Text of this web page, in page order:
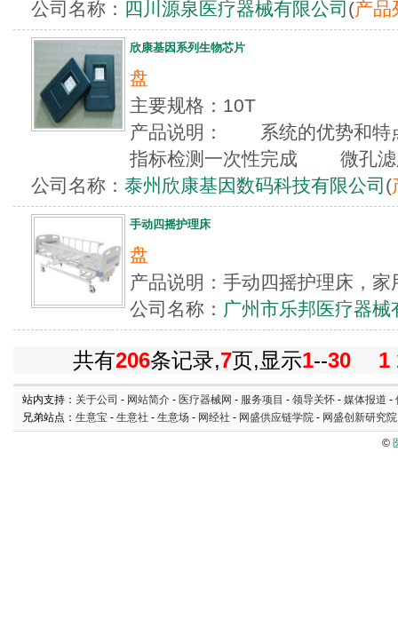
公司名称： 四川源泉医疗器械有限公司 (产品
欣康基因系列生物芯片
盘
主要规格：10T
产品说明： 系统的优势和
指标检测一次性完成 微孔滤
公司名称： 泰州欣康基因数码科技有限公司 (
手动四摇护理床
盘
产品说明：手动四摇护理床，
公司名称： 广州市乐邦医疗器械
共有206条记录,7页,显示1--30 1
站内支持： 关于公司 - 网站简介 - 医疗器械网 - 服务项目 - 领导关怀 - 媒体报道 -
兄弟站点： 生意宝 - 生意社 - 生意场 - 网经社 - 网盛供应链学院 - 网盛创新研究院
©